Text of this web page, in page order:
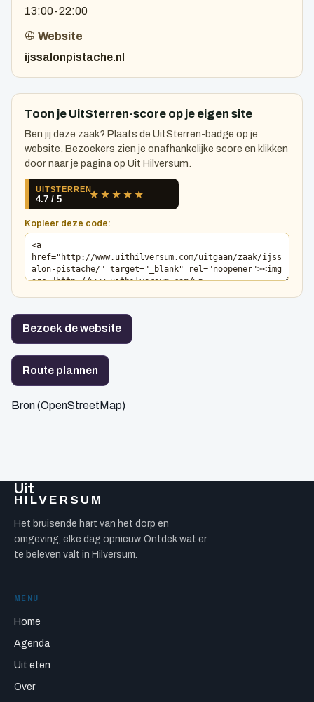
13:00-22:00
Website
ijssalonpistache.nl
Toon je UitSterren-score op je eigen site
Ben jij deze zaak? Plaats de UitSterren-badge op je
website. Bezoekers zien je onafhankelijke score en klikken
door naar je pagina op Uit Hilversum.
Kopieer deze code:
Bezoek de website
Route plannen
Bron (OpenStreetMap)
Uit
HILVERSUM
Het bruisende hart van het dorp en
omgeving, elke dag opnieuw. Ontdek wat er
te beleven valt in Hilversum.
MENU
Home
Agenda
Uit eten
Over